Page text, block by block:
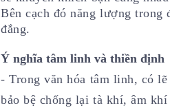
Bên cạch đó năng lượng trong
đắng.
Ý nghĩa tâm linh và thiền định
- Trong văn hóa tâm linh, có
bảo bệ chống lại tà khí, âm